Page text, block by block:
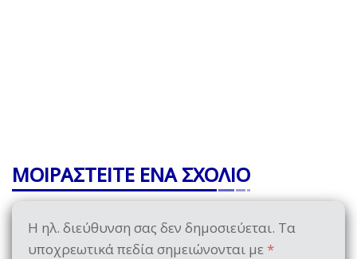
ΜΟΙΡΑΣΤΕΙΤΕ ΕΝΑ ΣΧΟΛΙΟ
Η ηλ. διεύθυνση σας δεν δημοσιεύεται. Τα
υποχρεωτικά πεδία σημειώνονται με *